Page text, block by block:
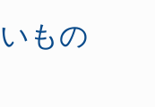
もの